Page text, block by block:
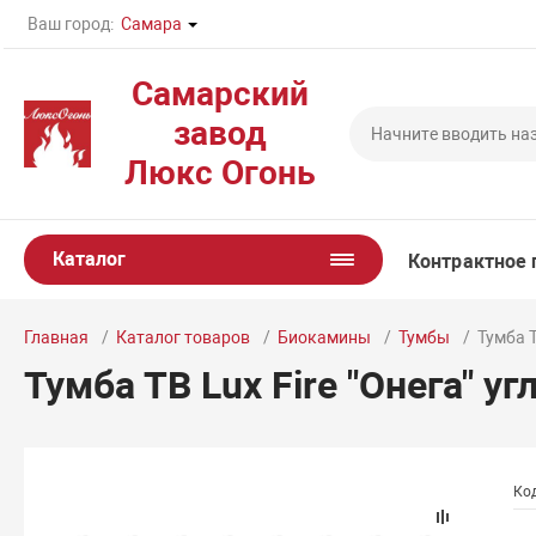
Ваш город: Самара
Самарский
завод
Люкс Огонь
Каталог Контрактное
Главная Каталог товаров Биокамины Тумбы Тумба
Тумба ТВ Lux Fire "Онега"